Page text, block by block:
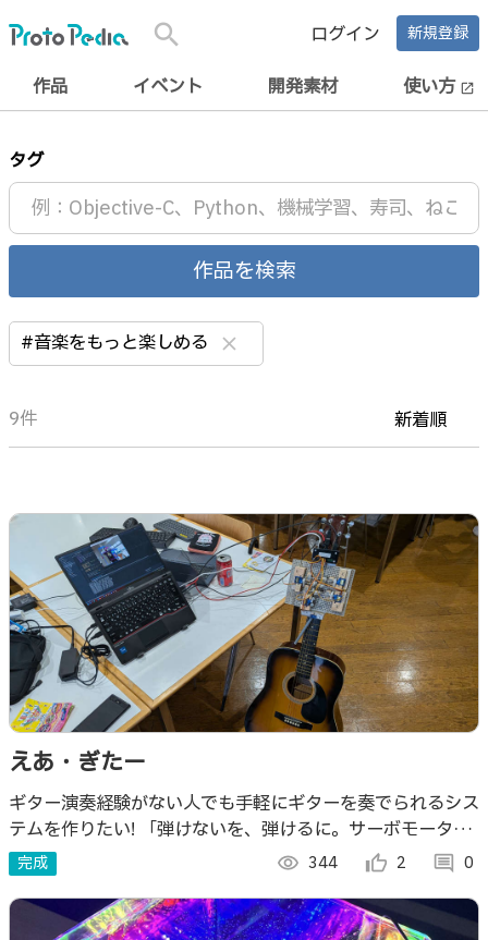
search ログイン 新規登録
作品 イベント 開発素材 使い方 open_in_new
タグ
作品を検索
#音楽をもっと楽しめる clear
9件 新着順
えあ・ぎたー
ギター演奏経験がない人でも手軽にギターを奏でられるシス
テムを作りたい! 「弾けないを、弾けるに。サーボモーター
が叶える、夢の即席ギタリスト」 このシステムを使って自
分の好きな曲を演奏してみよう!
完成 visibility 344 thumb_up_alt 2 comment 0